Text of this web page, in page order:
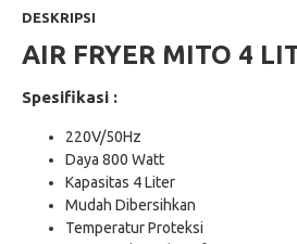
DESKRIPSI
AIR FRYER MITO 4
Spesifikasi :
220V/50Hz
Daya 800 Watt
Kapasitas 4 Liter
Mudah Dibersihkan
Temperatur Proteksi